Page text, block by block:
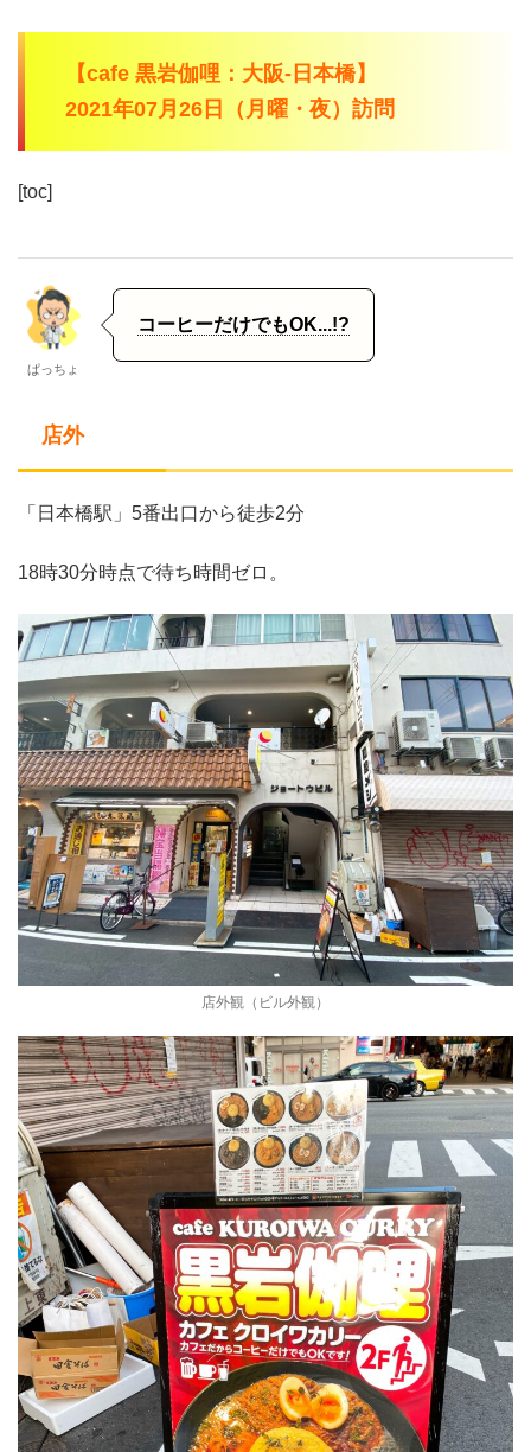
【cafe 黒岩伽哩：大阪-日本橋】
2021年07月26日（月曜・夜）訪問
[toc]
ぱっちょ
コーヒーだけでもOK...!?
店外
「日本橋駅」5番出口から徒歩2分
18時30分時点で待ち時間ゼロ。
店外観（ビル外観）